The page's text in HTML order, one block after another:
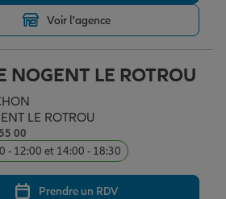
Voir l'agence
NOGENT LE ROTROU
LE ROTROU
00
- 12:00 et 14:00 - 18:30
Prendre un RDV